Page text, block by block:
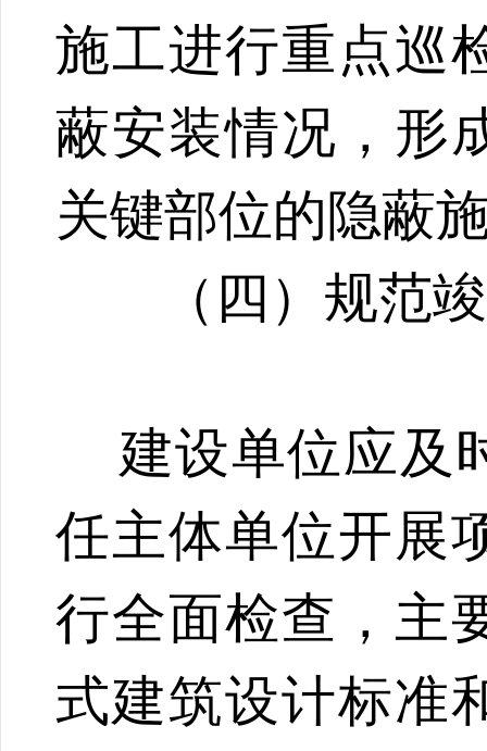
施工进行重点巡
蔽安装情况，形
关键部位的隐蔽
（四）规范
建设单位应及
任主体单位开展
行全面检查，主
式建筑设计标准